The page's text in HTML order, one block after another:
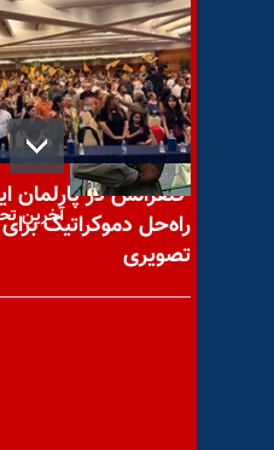
آسمان
آخرین
کنفرانس در پارلمان
راه‌حل دموکراتیک
تصویری